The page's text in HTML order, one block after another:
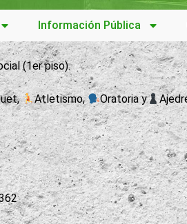
Información Pública
(1er piso).
Atletismo, Oratoria y